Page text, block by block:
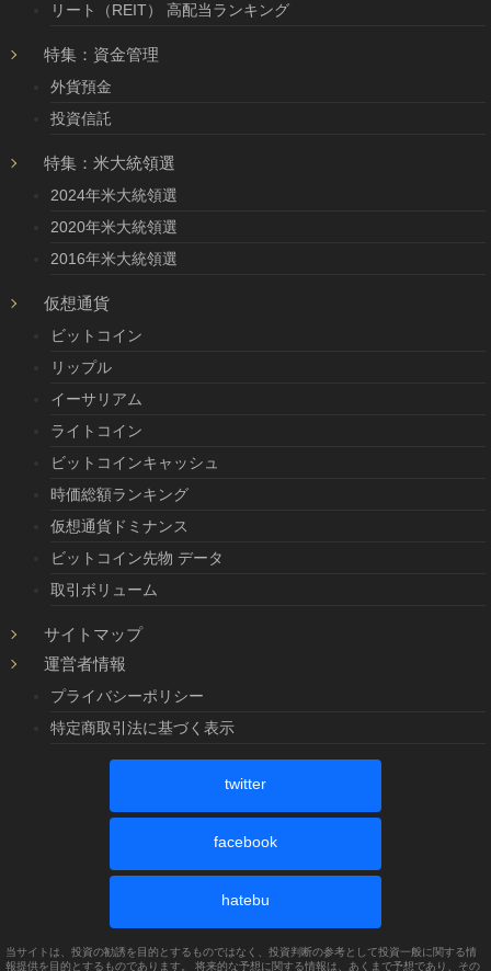
リート（REIT） 高配当ランキング
特集：資金管理
外貨預金
投資信託
特集：米大統領選
2024年米大統領選
2020年米大統領選
2016年米大統領選
仮想通貨
ビットコイン
リップル
イーサリアム
ライトコイン
ビットコインキャッシュ
時価総額ランキング
仮想通貨ドミナンス
ビットコイン先物 データ
取引ボリューム
サイトマップ
運営者情報
プライバシーポリシー
特定商取引法に基づく表示
twitter
facebook
hatebu
当サイトは、投資の勧誘を目的とするものではなく、投資判断の参考として投資一般に関する情
報提供を目的とするものであります。 将来的な予想に関する情報は、あくまで予想であり、その